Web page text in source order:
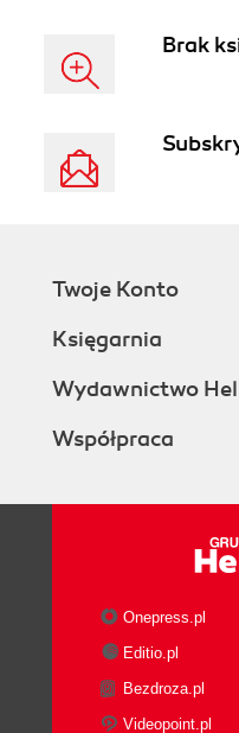
Brak
Twoje Konto
Księgarnia
Wydawnictwo
Współpraca
Onepress.pl
Editio.pl
Bezdroza.pl
Videopoint.pl